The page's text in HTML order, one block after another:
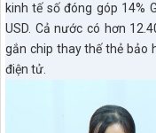
kinh tế số đóng góp 14%
USD. Cả nước có hơn
gắn chip thay thế thẻ bảo
điện tử.